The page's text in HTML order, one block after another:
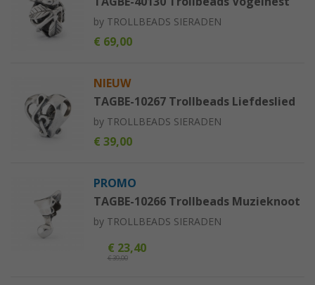
by TROLLBEADS SIERADEN
€ 69,00
NIEUW
TAGBE-10267 Trollbeads Liefdeslied
by TROLLBEADS SIERADEN
€ 39,00
PROMO
TAGBE-10266 Trollbeads Muzieknoot
by TROLLBEADS SIERADEN
€ 23,40
€ 39,00